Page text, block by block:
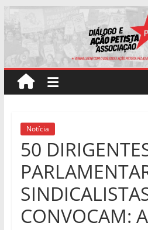
Pular
para
conteúdo
Notícia
50
CONVOCAM: